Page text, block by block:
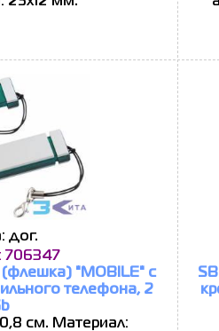
дог.
706347
"MOBILE" с
телефона, 2
см. Материал: